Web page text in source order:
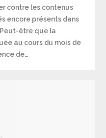
contre les contenus
encore présents dans
être que la
au cours du mois de
de…